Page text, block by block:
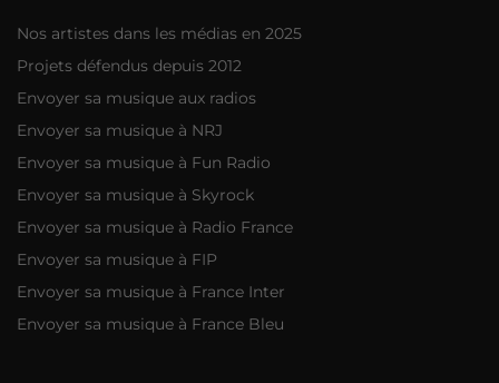
Nos artistes dans les médias en 2025
Projets défendus depuis 2012
Envoyer sa musique aux radios
Envoyer sa musique à NRJ
Envoyer sa musique à Fun Radio
Envoyer sa musique à Skyrock
Envoyer sa musique à Radio France
Envoyer sa musique à FIP
Envoyer sa musique à France Inter
Envoyer sa musique à France Bleu